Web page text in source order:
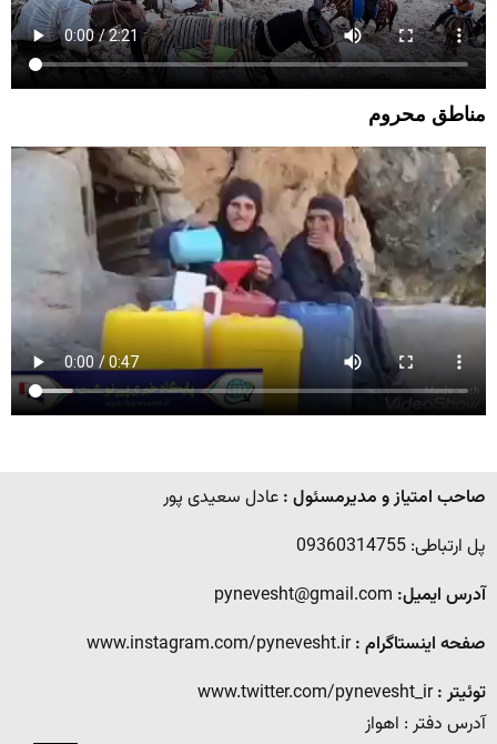
مناطق محروم
صاحب امتیاز و مدیرمسئول : عادل سعیدی پور
پل ارتباطی: 09360314755
آدرس ایمیل:
صفحه اینستاگرام :www.instagram.com/pynevesht.ir
توئیتر :www.twitter.com/pynevesht_ir
آدرس دفتر : اهواز